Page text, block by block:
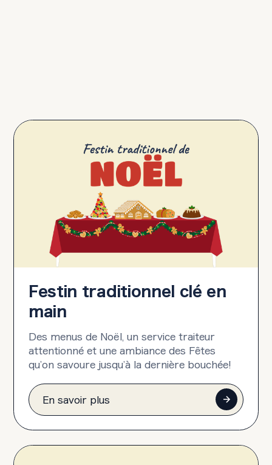
Festin traditionnel clé en
main
Des menus de Noël, un service traiteur
attentionné et une ambiance des Fêtes
qu’on savoure jusqu’à la dernière bouchée!
En savoir plus